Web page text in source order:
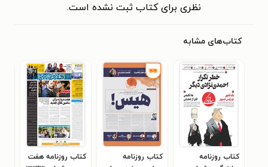
نظری برای کتاب ثبت نشده است.
کتاب‌های مشابه
کتاب روزنامه
کتاب روزنامه
کتاب روزنامه هفت